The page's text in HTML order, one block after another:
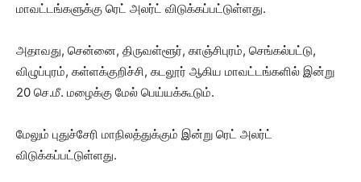
மாவட்டங்களுக்கு ரெட் அலர்ட் விடுக்கப்பட்டுள்ளது.
அதாவது, சென்னை, திருவள்ளூர், காஞ்சிபுரம், செங்கல்பட்டு,
விழுப்புரம், கள்ளக்குறிச்சி, கடலூர் ஆகிய மாவட்டங்களில் இன்று
20 செ.மீ. மழைக்கு மேல் பெய்யக்கூடும்.
மேலும் புதுச்சேரி மாநிலத்துக்கும் இன்று ரெட் அலர்ட்
விடுக்கப்பட்டுள்ளது.